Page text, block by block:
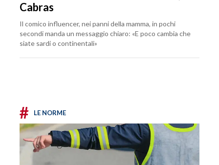
Cabras
Il comico influencer, nei panni della mamma, in pochi
secondi manda un messaggio chiaro: «E poco cambia che
siate sardi o continentali»
# LE NORME